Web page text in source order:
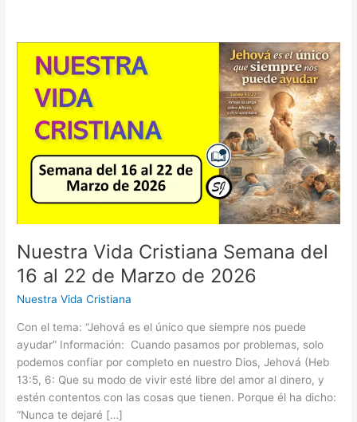
Nuestra Vida Cristiana Semana del
16 al 22 de Marzo de 2026
Nuestra Vida Cristiana
Con el tema: “Jehová es el único que siempre nos puede
ayudar” Información: Cuando pasamos por problemas, solo
podemos confiar por completo en nuestro Dios, Jehová (Heb
13:5, 6: Que su modo de vivir esté libre del amor al dinero, y
estén contentos con las cosas que tienen. Porque él ha dicho:
“Nunca te dejaré […]